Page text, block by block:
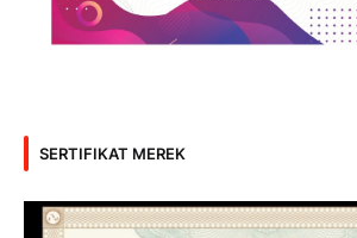
SERTIFIKAT MEREK